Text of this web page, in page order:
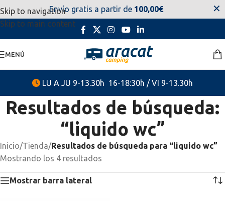
Skip to navigation
Skip to main content
estaremos disponibles. Disculpen las molestias.
MENÚ
LU A JU 9-13.30h 16-18:30h / VI 9-13.30h
Resultados de búsqueda:
“liquido wc”
Inicio/Tienda/Resultados de búsqueda para “liquido wc”
Mostrando los 4 resultados
Envío gratis a partir de 100,00€ ✕
Mostrar barra lateral